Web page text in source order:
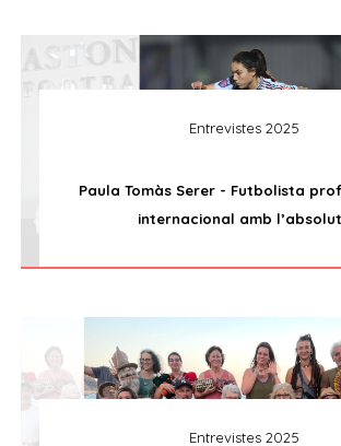
Entrevistes 2025
Paula Tomàs Serer - Futbolista
internacional amb
Entrevistes 2025